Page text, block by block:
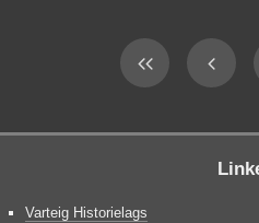
Varteig Historielags